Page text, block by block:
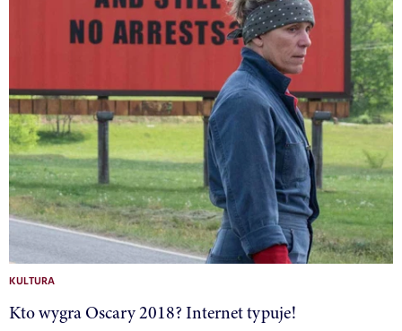
KULTURA
Kto wygra Oscary 2018? Internet typuje!